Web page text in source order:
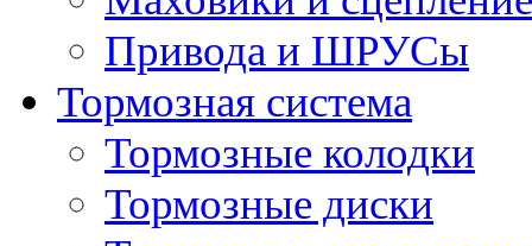
Привода и ШРУСы
Тормозная система
Тормозные колодки
Тормозные диски